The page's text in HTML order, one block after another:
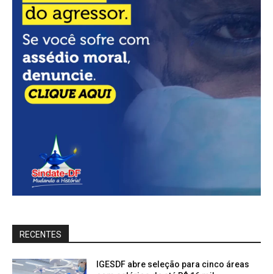
RECENTES
IGESDF abre seleção para cinco áreas